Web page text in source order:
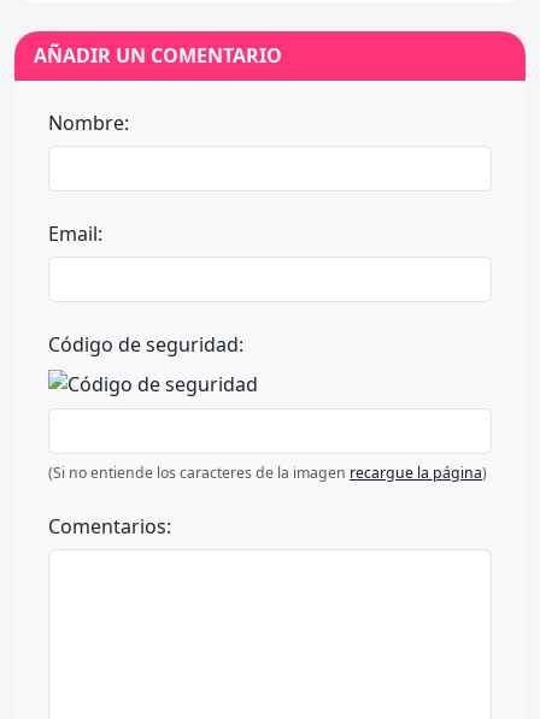
AÑADIR UN COMENTARIO
Nombre:
Email:
Código de seguridad:
(Si no entiende los caracteres de la imagen recargue la página)
Comentarios: